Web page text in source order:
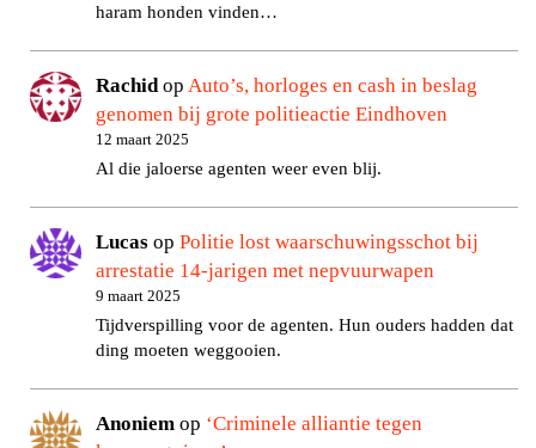
haram honden vinden…
Rachid op Auto’s, horloges en cash in beslag
genomen bij grote politieactie Eindhoven
12 maart 2025
Al die jaloerse agenten weer even blij.
Lucas opPolitie lost waarschuwingsschot bij
arrestatie 14-jarigen met nepvuurwapen
9 maart 2025
Tijdverspilling voor de agenten. Hun ouders hadden dat
ding moeten weggooien.
Anoniem op ‘Criminele alliantie tegen